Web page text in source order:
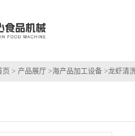
页 > 产品展厅 >海产品加工设备 >龙虾清